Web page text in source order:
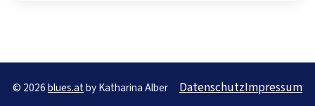
© 2026blues.atby Katharina Alber DatenschutzImpressum